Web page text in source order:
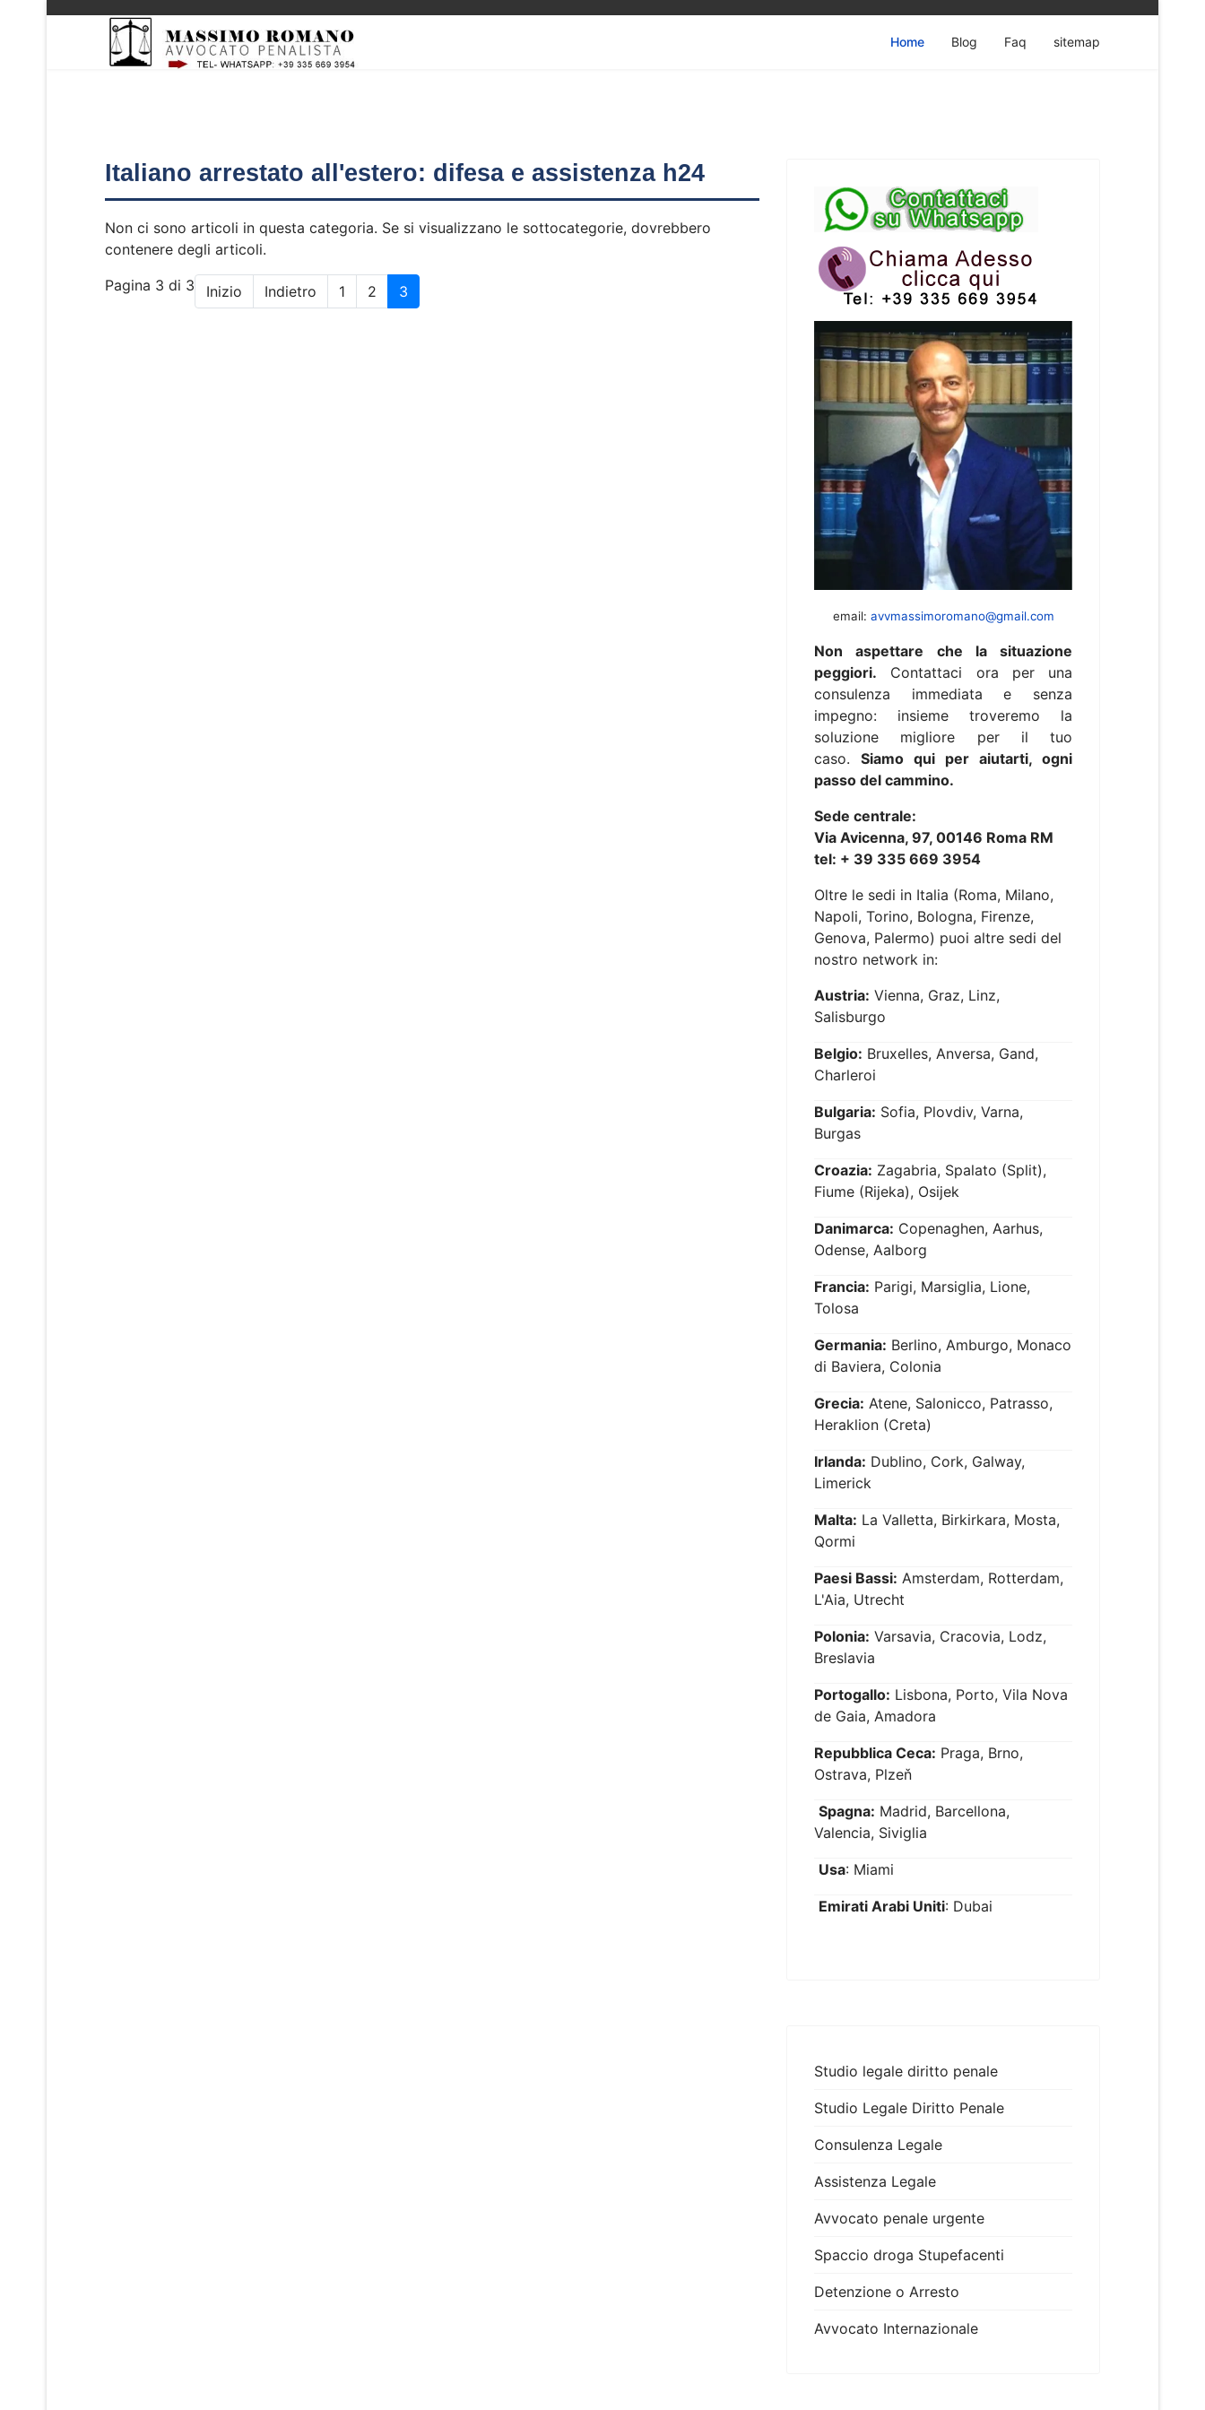
Home Blog Faq sitemap
Italiano arrestato all'estero: difesa e assistenza h24
Non ci sono articoli in questa categoria. Se si visualizzano le sottocategorie, dovrebbero
contenere degli articoli.
Pagina 3 di 3
Inizio Indietro 1 2 3
email: avvmassimoromano@gmail.com
Non aspettare che la situazione
peggiori. Contattaci ora per una
consulenza immediata e senza
impegno: insieme troveremo la
soluzione migliore per il tuo
caso. Siamo qui per aiutarti, ogni
passo del cammino.
Sede centrale:
Via Avicenna, 97, 00146 Roma RM
tel: + 39 335 669 3954
Oltre le sedi in Italia (Roma, Milano,
Napoli, Torino, Bologna, Firenze,
Genova, Palermo) puoi altre sedi del
nostro network in:
Austria: Vienna, Graz, Linz,
Salisburgo
Belgio: Bruxelles, Anversa, Gand,
Charleroi
Bulgaria: Sofia, Plovdiv, Varna,
Burgas
Croazia: Zagabria, Spalato (Split),
Fiume (Rijeka), Osijek
Danimarca: Copenaghen, Aarhus,
Odense, Aalborg
Francia: Parigi, Marsiglia, Lione,
Tolosa
Germania: Berlino, Amburgo, Monaco
di Baviera, Colonia
Grecia: Atene, Salonicco, Patrasso,
Heraklion (Creta)
Irlanda: Dublino, Cork, Galway,
Limerick
Malta: La Valletta, Birkirkara, Mosta,
Qormi
Paesi Bassi: Amsterdam, Rotterdam,
L'Aia, Utrecht
Polonia: Varsavia, Cracovia, Lodz,
Breslavia
Portogallo: Lisbona, Porto, Vila Nova
de Gaia, Amadora
Repubblica Ceca: Praga, Brno,
Ostrava, Plzeň
Spagna: Madrid, Barcellona,
Valencia, Siviglia
Usa: Miami
Emirati Arabi Uniti: Dubai
Studio legale diritto penale
Studio Legale Diritto Penale
Consulenza Legale
Assistenza Legale
Avvocato penale urgente
Spaccio droga Stupefacenti
Detenzione o Arresto
Avvocato Internazionale